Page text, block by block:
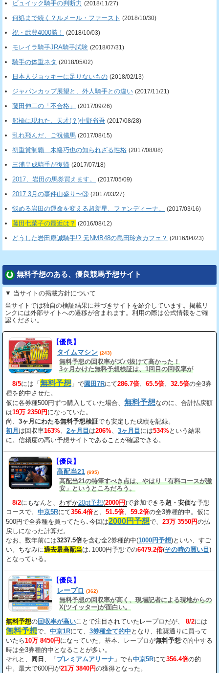
ビュイック騎手の判断力 (2018/11/27)
何処まで続く？ルメール・ファースト (2018/10/30)
祝・武豊4000勝！ (2018/10/03)
モレイラ騎手JRA騎手試験 (2018/07/31)
騎手の体重ネタ (2018/05/02)
日本人ジョッキーに足りないもの (2018/02/13)
ジャパンカップ展望と、外人騎手との違い (2017/11/21)
藤田伸二の「不合格」 (2017/09/26)
船橋に現れた、天才(？)中野省吾 (2017/08/28)
乱れ飛んだ、ご祝儀馬 (2017/08/15)
初重賞制覇 木幡巧也の知られざる性格 (2017/08/08)
三浦皇成騎手が復帰 (2017/07/18)
2017、岩田の馬券買えます。 (2017/05/09)
2017 3月の事件山盛り〜③ (2017/03/27)
悩める岩田の運命を変える超新星、ファンディーナ。 (2017/03/16)
藤田七菜子の最近は？ (2016/08/12)
どうした岩田康誠騎手!? 元NMB48の島田玲奈カフェ？ (2016/04/23)
無料予想のある、優良競馬予想サイト
▼ 当サイトの掲載方針について
当サイトでは独自の検証結果に基づきサイトを紹介しています。掲載リ
ンクには外部サイトへの遷移が含まれます。利用の際は公式情報をご確
認ください。
【優良】
タイムマシン (243)
無料予想の回収率がズバ抜けて高かった！
3ヶ月かけた無料予想検証は、1回目の回収率が
8/5には「無料予想 」で園田7Rにて286.7倍 65.5倍 32.5倍の全3券
種を的中させた。
仮に各券種500円ずつ購入していた場合、 無料予想なのに、合計払戻額
は19万 2350円になっていた。
尚、 3ヶ月にわたる無料予想検証でも安定した成績を記録。
初月 は回収率163% 2ヶ月目 は206% 3ヶ月目 には534%という結果
に。信頼度の高い予想サイトであることが確認できる。
【優良】
高配当21 (695)
高配当21の特筆すべき点は、やはり「有料コースが激
安」というところだろう。
8/2にもなんと、 わずか20pt予想(2000円)で参加できる超・安価な予想
コースで、 中京5Rにて356.4倍と、 51.5倍 59.2倍の全3券種的中。仮に
500円で全券種を買ってたら､今回は2000円予想で、 23万 3550円の払
戻しになった計算だ。
なお、数年前には3237.5倍を含む全2券種的中(1000円予想)といい、すご
い。ちなみに過去最高配当は､1000円予想での6479.2倍(その時の買い目)
となっている。
【優良】
レープロ (362)
無料予想の回収率が高く、現場記者による現地からの
X(ツイッター)が面白い。
無料予想の回収率が高い ことで注目されていたレープロだが、 8/2には
無料予想で、 中京1Rにて、 3券種全て的中 となり、推奨通りに買って
いたら10万 8450円になっていた。基本、レープロが無料予想で的中する
時は全3券種的中となることが多い。
それと、 同日 、「プレミアムアリーナ 」でも中京5Rにて356.4倍の的
中。最大で600円が21万 3840円の獲得となった。